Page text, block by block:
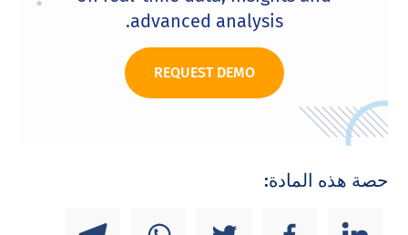
advanced analysis.
REQUEST DEMO
حصة هذه المادة: